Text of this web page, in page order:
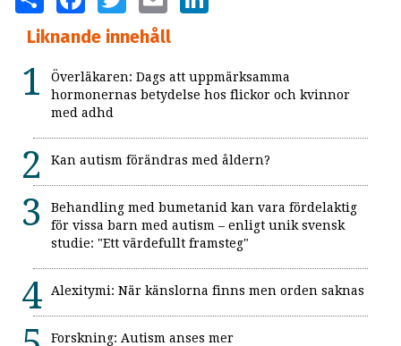
Liknande innehåll
Överläkaren: Dags att uppmärksamma
hormonernas betydelse hos flickor och kvinnor
med adhd
Kan autism förändras med åldern?
Behandling med bumetanid kan vara fördelaktig
för vissa barn med autism – enligt unik svensk
studie: "Ett värdefullt framsteg"
Alexitymi: När känslorna finns men orden saknas
Forskning: Autism anses mer